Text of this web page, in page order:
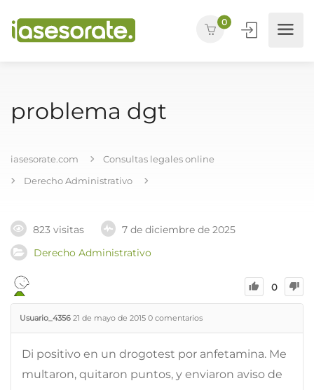
0
problema dgt
iasesorate.com
Consultas legales online
Derecho Administrativo
823 visitas
7 de diciembre de 2025
Derecho Administrativo
0
Usuario_4356 21 de mayo de 2015 0 comentarios
Di positivo en un drogotest por anfetamina. Me
multaron, quitaron puntos, y enviaron aviso de